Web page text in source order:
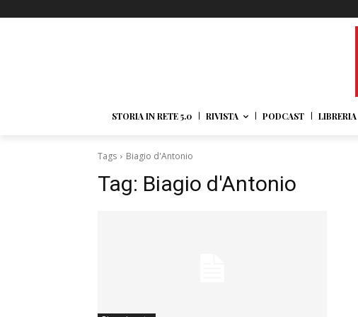
STORIA IN RETE 5.0 RIVISTA PODCAST LIBRERIA
Tags Biagio d'Antonio
Tag: Biagio d'Antonio